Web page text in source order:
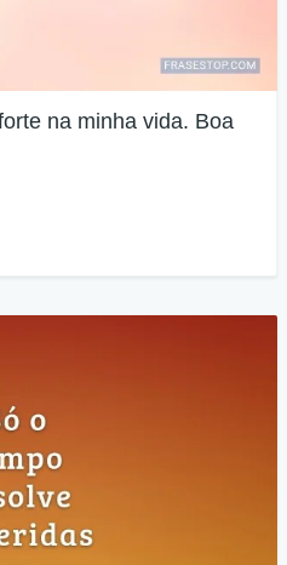
na minha vida. Boa